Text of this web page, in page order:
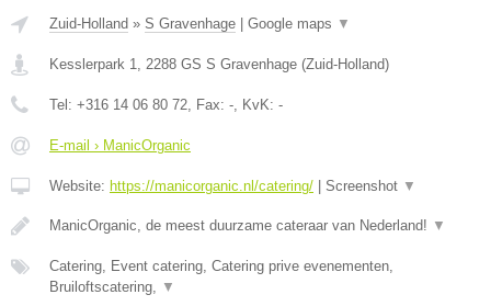
Zuid-Holland » S Gravenhage Google maps ▼
Kesslerpark 1, 2288 GS S Gravenhage (Zuid-Holland)
Tel: +316 14 06 80 72, Fax: -, KvK: -
E-mail › ManicOrganic
Website: https://manicorganic.nl/catering/ Screenshot ▼
ManicOrganic, de meest duurzame cateraar van Nederland! ▼
Catering, Event catering, Catering prive evenementen,
Bruiloftscatering, ▼